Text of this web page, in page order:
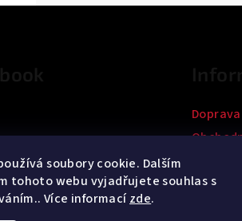
soubory cookie. Dalším
tohoto webu vyjadřujete souhlas s
Více informacízde.
Kontakty